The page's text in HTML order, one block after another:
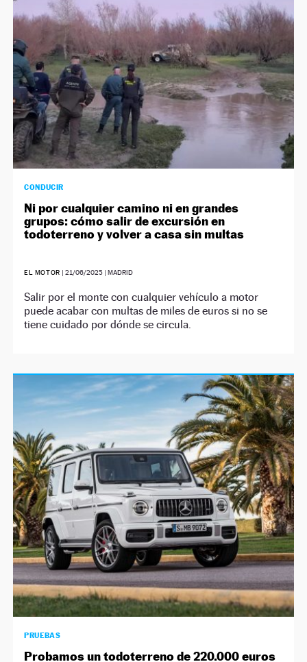
CONDUCIR
Ni por cualquier camino ni en grandes
grupos: cómo salir de excursión en
todoterreno y volver a casa sin multas
EL MOTOR |21/06/2025 | MADRID
Salir por el monte con cualquier vehículo a motor
puede acabar con multas de miles de euros si no se
tiene cuidado por dónde se circula.
PRUEBAS
Probamos un todoterreno de 220.000 euros